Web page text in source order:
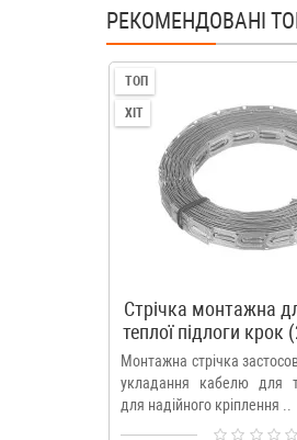
РЕКОМЕНДОВАНІ
ТОП
ХІТ
Стрічка монтажна
теплої підлоги
Монтажна стрічка
укладання кабелю для
для надійного кріплення ..